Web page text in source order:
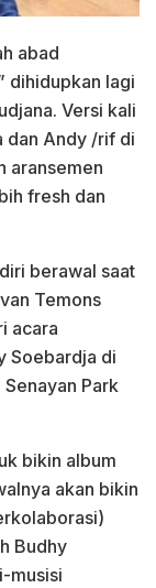
abad
dihidupkan lagi
Versi kali
dan Andy /rif di
aransemen
fresh dan
berawal saat
Temons
acara
Soebardja di
Park
bikin album
akan bikin
Budhy
musisi